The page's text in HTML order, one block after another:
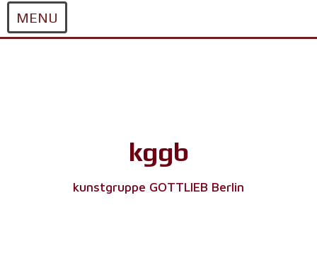
MENU
kggb
kunstgruppe GOTTLIEB Berlin